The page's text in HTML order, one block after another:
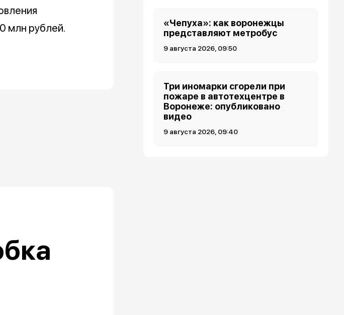
млн рублей.
«Чепуха»: как воронежцы
представляют метробус
9 августа 2026, 09:50
Три иномарки сгорели при
пожаре в автотехцентре в
Воронеже: опубликовано
видео
9 августа 2026, 09:40